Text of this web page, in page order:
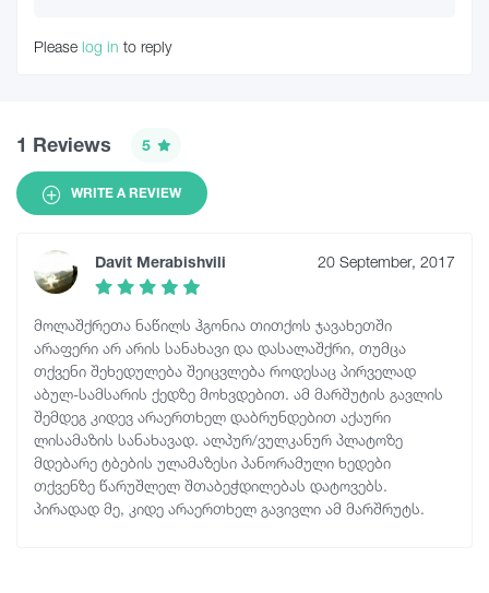
Please log in to reply
1 Reviews 5
WRITE A REVIEW
Davit Merabishvili 20 September, 2017
მოლაშქრეთა ნაწილს ჰგონია თითქოს ჯავახეთში
არაფერი არ არის სანახავი და დასალაშქრი, თუმცა
თქვენი შეხედულება შეიცვლება როდესაც პირველად
აბულ-სამსარის ქედზე მოხვდებით. ამ მარშუტის გავლის
შემდეგ კიდევ არაერთხელ დაბრუნდებით აქაური
ლისამაზის სანახავად. ალპურ/ვულკანურ პლატოზე
მდებარე ტბების ულამაზესი პანორამული ხედები
თქვენზე წარუშლელ შთაბეჭდილებას დატოვებს.
პირადად მე, კიდე არაერთხელ გავივლი ამ მარშრუტს.